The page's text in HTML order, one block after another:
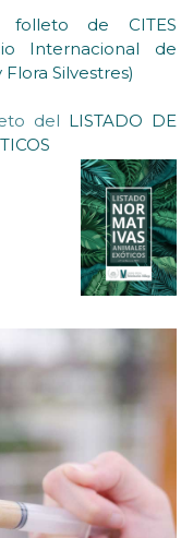
folleto de CITES
Internacional de
Silvestres)
del LISTADO DE